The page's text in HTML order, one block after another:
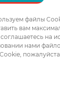
файлы
вам
соглашаетесь на
нами